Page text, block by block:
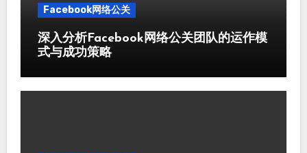
Facebook网络公关
深入分析Facebook网络公关团队的运作模
式与成功策略